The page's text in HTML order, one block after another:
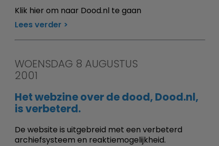
Klik hier om naar Dood.nl te gaan
Lees verder
WOENSDAG 8 AUGUSTUS
2001
Het webzine over de dood, Dood.nl,
is verbeterd.
De website is uitgebreid met een verbeterd
archiefsysteem en reaktiemogelijkheid.